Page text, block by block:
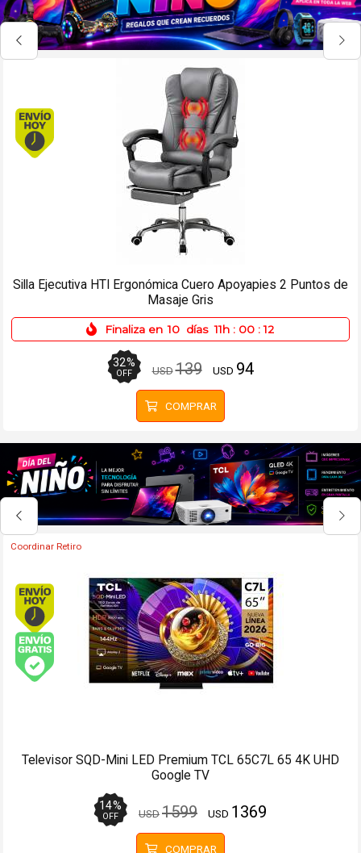
Envío hoy. Comprando antes de 13Hs.
Tarjeta de Video Arktek GT730 4 GB DDR3
Finaliza en 10 días 11h : 00 : 12
22%
OFF USD95 USD74
COMPRAR
Coordinar Retiro
Envío hoy. Comprando antes de 13Hs.
Envío gratis (Ver Envíos y Pagos)
Televisor QLED Smart TV TCL 85P7L 85 4K UHD Google TV
9%
OFF USD1849 USD 1679
COMPRAR